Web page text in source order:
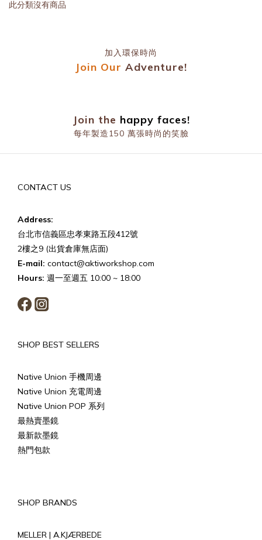
此分類沒有商品
加入環保時尚
Join Our Adventure!
Join the happy faces!
每年製造150 萬張時尚的笑臉
CONTACT US
Address:
台北市信義區忠孝東路五段412號
2樓之9 (出貨倉庫無店面)
E-mail: contact@aktiworkshop.com
Hours: 週一至週五 10:00 ~ 18:00
SHOP BEST SELLERS
Native Union 手機周邊
Native Union 充電周邊
Native Union POP 系列
最熱賣墨鏡
最新款墨鏡
熱門包款
SHOP BRANDS
MELLER | A.KJÆRBEDE